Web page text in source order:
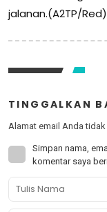
jalanan.(A2TP/Red)
TINGGALKAN
Alamat email Anda
Simpan nama,
komentar saya